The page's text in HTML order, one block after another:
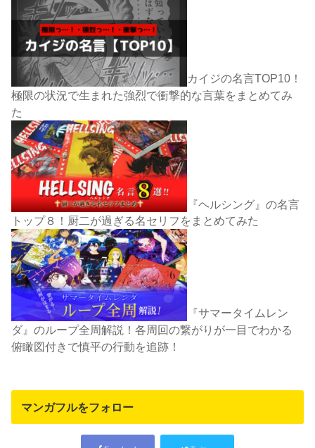
カイジの名言TOP10！
極限の状況で生まれた強烈で衝撃的な言葉をまとめてみ
た
『ヘルシング』の名言
トップ８！厨二が過ぎる名セリフをまとめてみた
『サマータイムレン
ダ』のループ全周解説！各周回の繋がりが一目でわかる
俯瞰図付きで慎平の行動を追跡！
マンガフルをフォロー